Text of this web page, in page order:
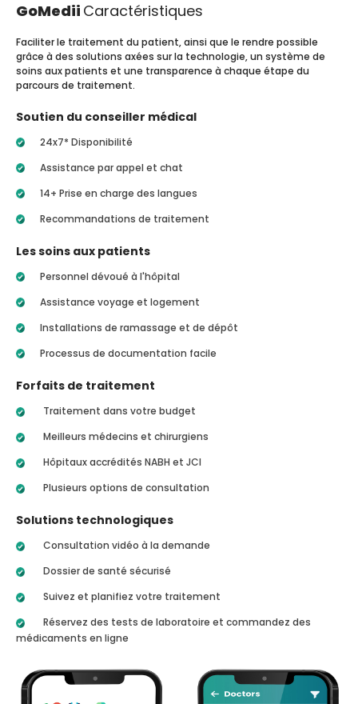
GoMedii Caractéristiques
Faciliter le traitement du patient, ainsi que le rendre possible
grâce à des solutions axées sur la technologie, un système de
soins aux patients et une transparence à chaque étape du
parcours de traitement.
Soutien du conseiller médical
24x7* Disponibilité
Assistance par appel et chat
14+ Prise en charge des langues
Recommandations de traitement
Les soins aux patients
Personnel dévoué à l'hôpital
Assistance voyage et logement
Installations de ramassage et de dépôt
Processus de documentation facile
Forfaits de traitement
Traitement dans votre budget
Meilleurs médecins et chirurgiens
Hôpitaux accrédités NABH et JCI
Plusieurs options de consultation
Solutions technologiques
Consultation vidéo à la demande
Dossier de santé sécurisé
Suivez et planifiez votre traitement
Réservez des tests de laboratoire et commandez des
médicaments en ligne